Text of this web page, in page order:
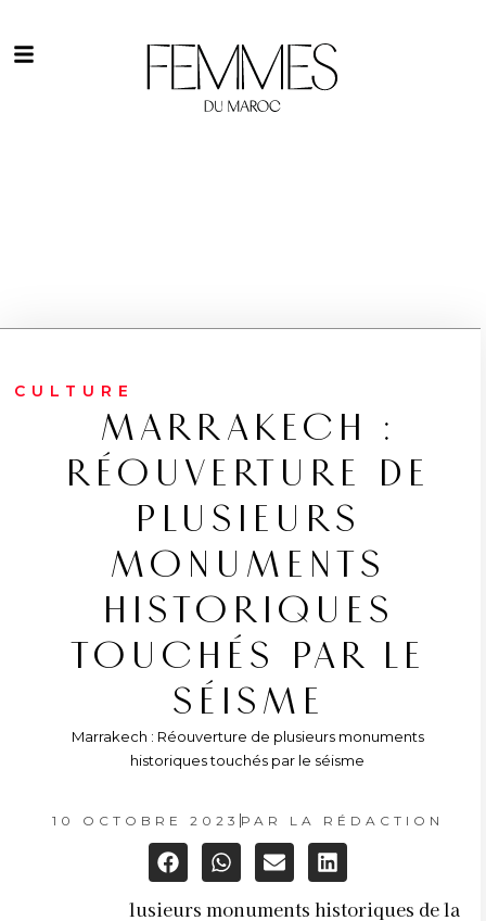
CULTURE
MARRAKECH :
RÉOUVERTURE DE
PLUSIEURS
MONUMENTS
HISTORIQUES
TOUCHÉS PAR LE
SÉISME
Marrakech : Réouverture de plusieurs monuments
historiques touchés par le séisme
10 OCTOBRE 2023 PAR LA RÉDACTION
lusieurs monuments historiques de la